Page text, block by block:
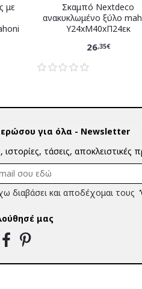
με
Σκαμπό Nextdeco
ανακυκλωμένο ξύλο
Υ24xM40xΠ24εκ
26,35€
για όλα - Newsletter
ιστορίες, τάσεις,
διαβάσει και αποδέχομαι τους
μας